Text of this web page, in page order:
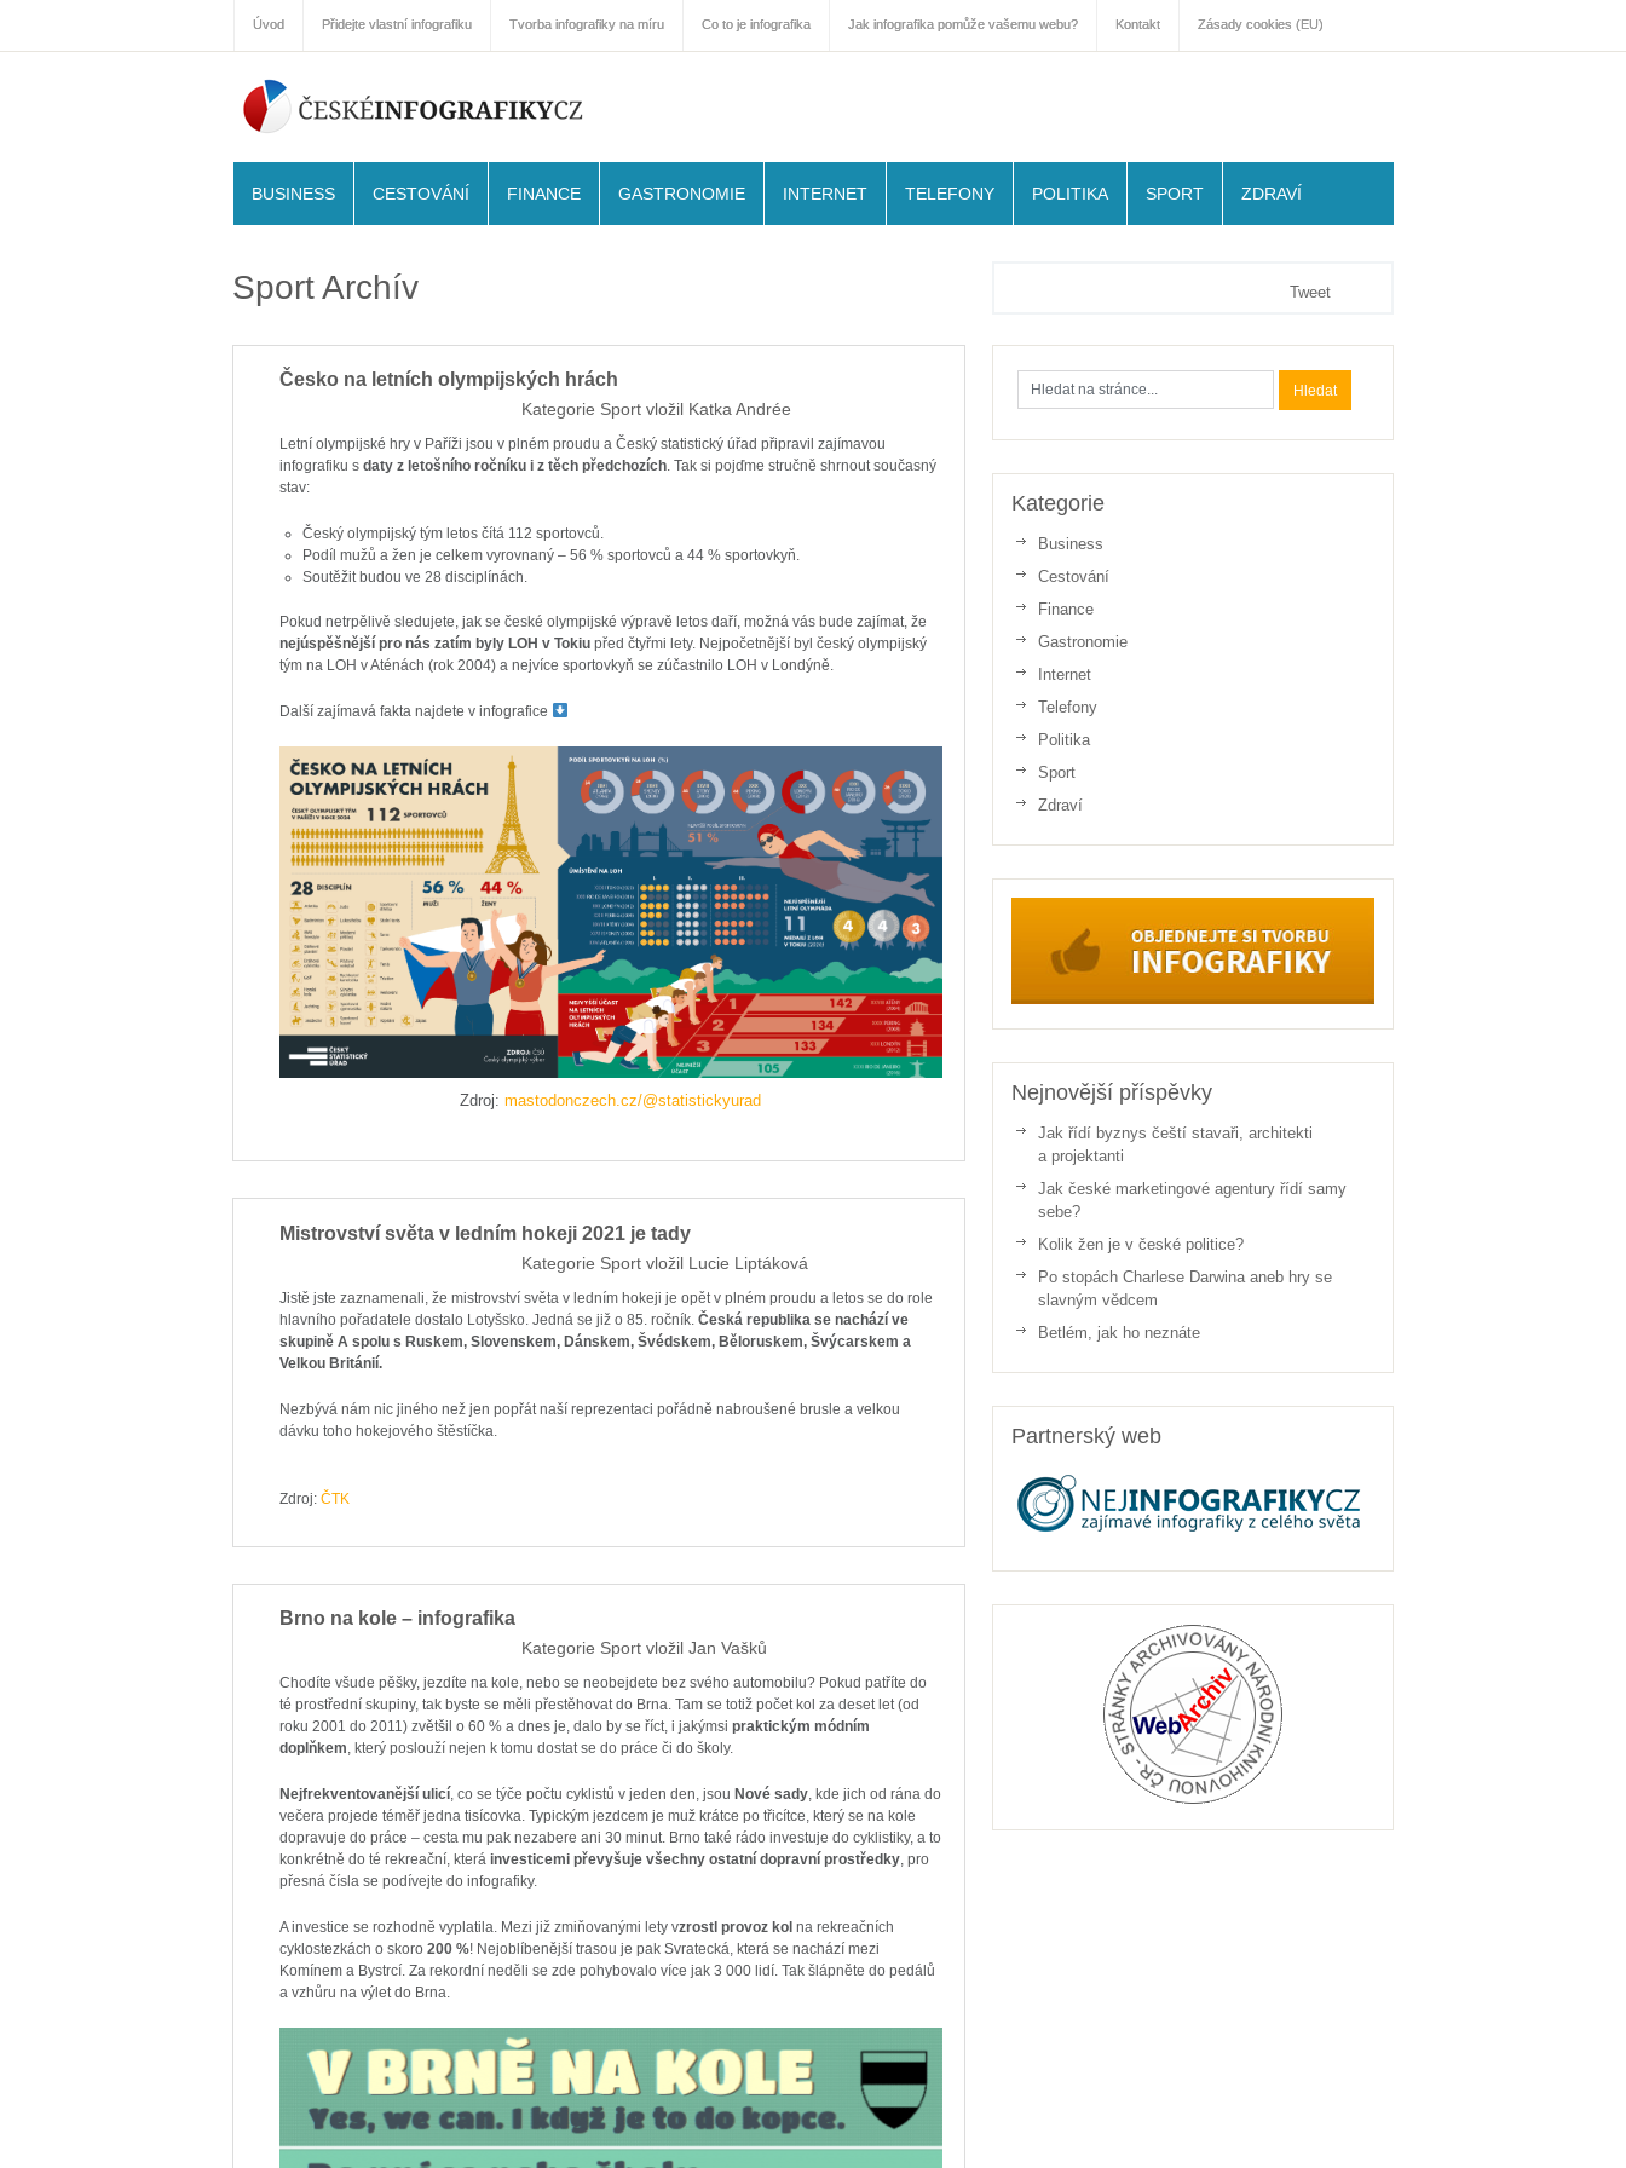
Úvod Přidejte vlastní infografiku Tvorba infografiky na míru Co to je infografika Jak infografika pomůže vašemu webu? Kontakt Zásady cookies (EU)
BUSINESS CESTOVÁNÍ FINANCE GASTRONOMIE INTERNET TELEFONY POLITIKA SPORT ZDRAVÍ
Sport Archív
Česko na letních olympijských hrách
Kategorie Sport vložil Katka Andrée
Letní olympijské hry v Paříži jsou v plném proudu a Český statistický úřad připravil zajímavou
infografiku sdaty z letošního ročníku i z těch předchozích. Tak si pojďme stručně shrnout současný
stav:
Český olympijský tým letos čítá 112 sportovců.
Podíl mužů a žen je celkem vyrovnaný – 56 % sportovců a 44 % sportovkyň.
Soutěžit budou ve 28 disciplínách.
Pokud netrpělivě sledujete, jak se české olympijské výpravě letos daří, možná vás bude zajímat, že
nejúspěšnější pro nás zatím byly LOH v Tokiu před čtyřmi lety. Nejpočetnější byl český olympijský
tým na LOH v Aténách (rok 2004) a nejvíce sportovkyň se zúčastnilo LOH v Londýně.
Další zajímavá fakta najdete v infografice
Zdroj:mastodonczech.cz/@statistickyurad
Mistrovství světa v ledním hokeji 2021 je tady
Kategorie Sport vložil Lucie Liptáková
Jistě jste zaznamenali, že mistrovství světa v ledním hokeji je opět v plném proudu a letos se do role
hlavního pořadatele dostalo Lotyšsko. Jedná se již o 85. ročník.Česká republika se nachází ve
skupině A spolu s Ruskem, Slovenskem, Dánskem, Švédskem, Běloruskem, Švýcarskem a
Velkou Británií.
Nezbývá nám nic jiného než jen popřát naší reprezentaci pořádně nabroušené brusle a velkou
dávku toho hokejového štěstíčka.
Zdroj:ČTK
Brno na kole – infografika
Kategorie Sport vložilJan Vašků
Chodíte všude pěšky, jezdíte na kole, nebo se neobejdete bez svého automobilu? Pokud patříte do
té prostřední skupiny, tak byste se měli přestěhovat do Brna. Tam se totiž počet kol za deset let (od
roku 2001 do 2011) zvětšil o 60 % a dnes je, dalo by se říct, i jakýmsipraktickým módním
doplňkem, který poslouží nejen k tomu dostat se do práce či do školy.
Nejfrekventovanější ulicí, co se týče počtu cyklistů v jeden den, jsouNové sady, kde jich od rána do
večera projede téměř jedna tisícovka. Typickým jezdcem je muž krátce po třicítce, který se na kole
dopravuje do práce – cesta mu pak nezabere ani 30 minut. Brno také rádo investuje do cyklistiky, a to
konkrétně do té rekreační, kteráinvesticemi převyšuje všechny ostatní dopravní prostředky, pro
přesná čísla se podívejte do infografiky.
A investice se rozhodně vyplatila. Mezi již zmiňovanými lety vzrostl provoz kol na rekreačních
cyklostezkách o skoro 200 %! Nejoblíbenější trasou je pak Svratecká, která se nachází mezi
Komínem a Bystrcí. Za rekordní neděli se zde pohybovalo více jak 3 000 lidí. Tak šlápněte do pedálů
a vzhůru na výlet do Brna.
Tweet
Kategorie
Business
Cestování
Finance
Gastronomie
Internet
Telefony
Politika
Sport
Zdraví
Nejnovější příspěvky
Jak řídí byznys čeští stavaři, architekti
a projektanti
Jak české marketingové agentury řídí samy
sebe?
Kolik žen je v české politice?
Po stopách Charlese Darwina aneb hry se
slavným vědcem
Betlém, jak ho neznáte
Partnerský web